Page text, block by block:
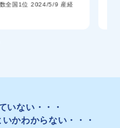
全国1位 2024/5/9 産経
いない ・・・
かわからない ・・・